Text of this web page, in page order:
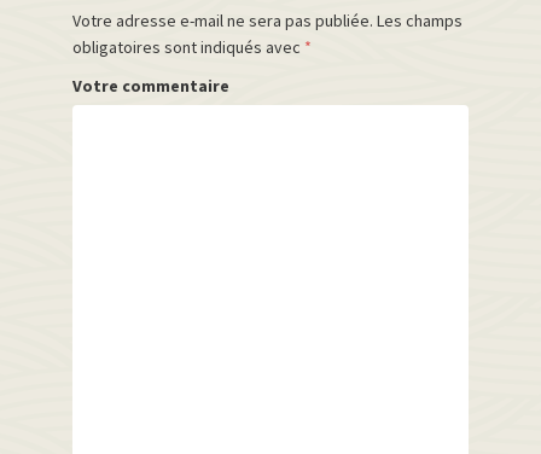
Votre adresse e-mail ne sera pas publiée. Les champs
obligatoires sont indiqués avec *
Votre commentaire